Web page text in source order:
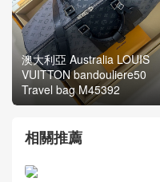
澳大利亞 Australia LOUIS
VUITTON bandouliere50
Travel bag M45392
相關推薦